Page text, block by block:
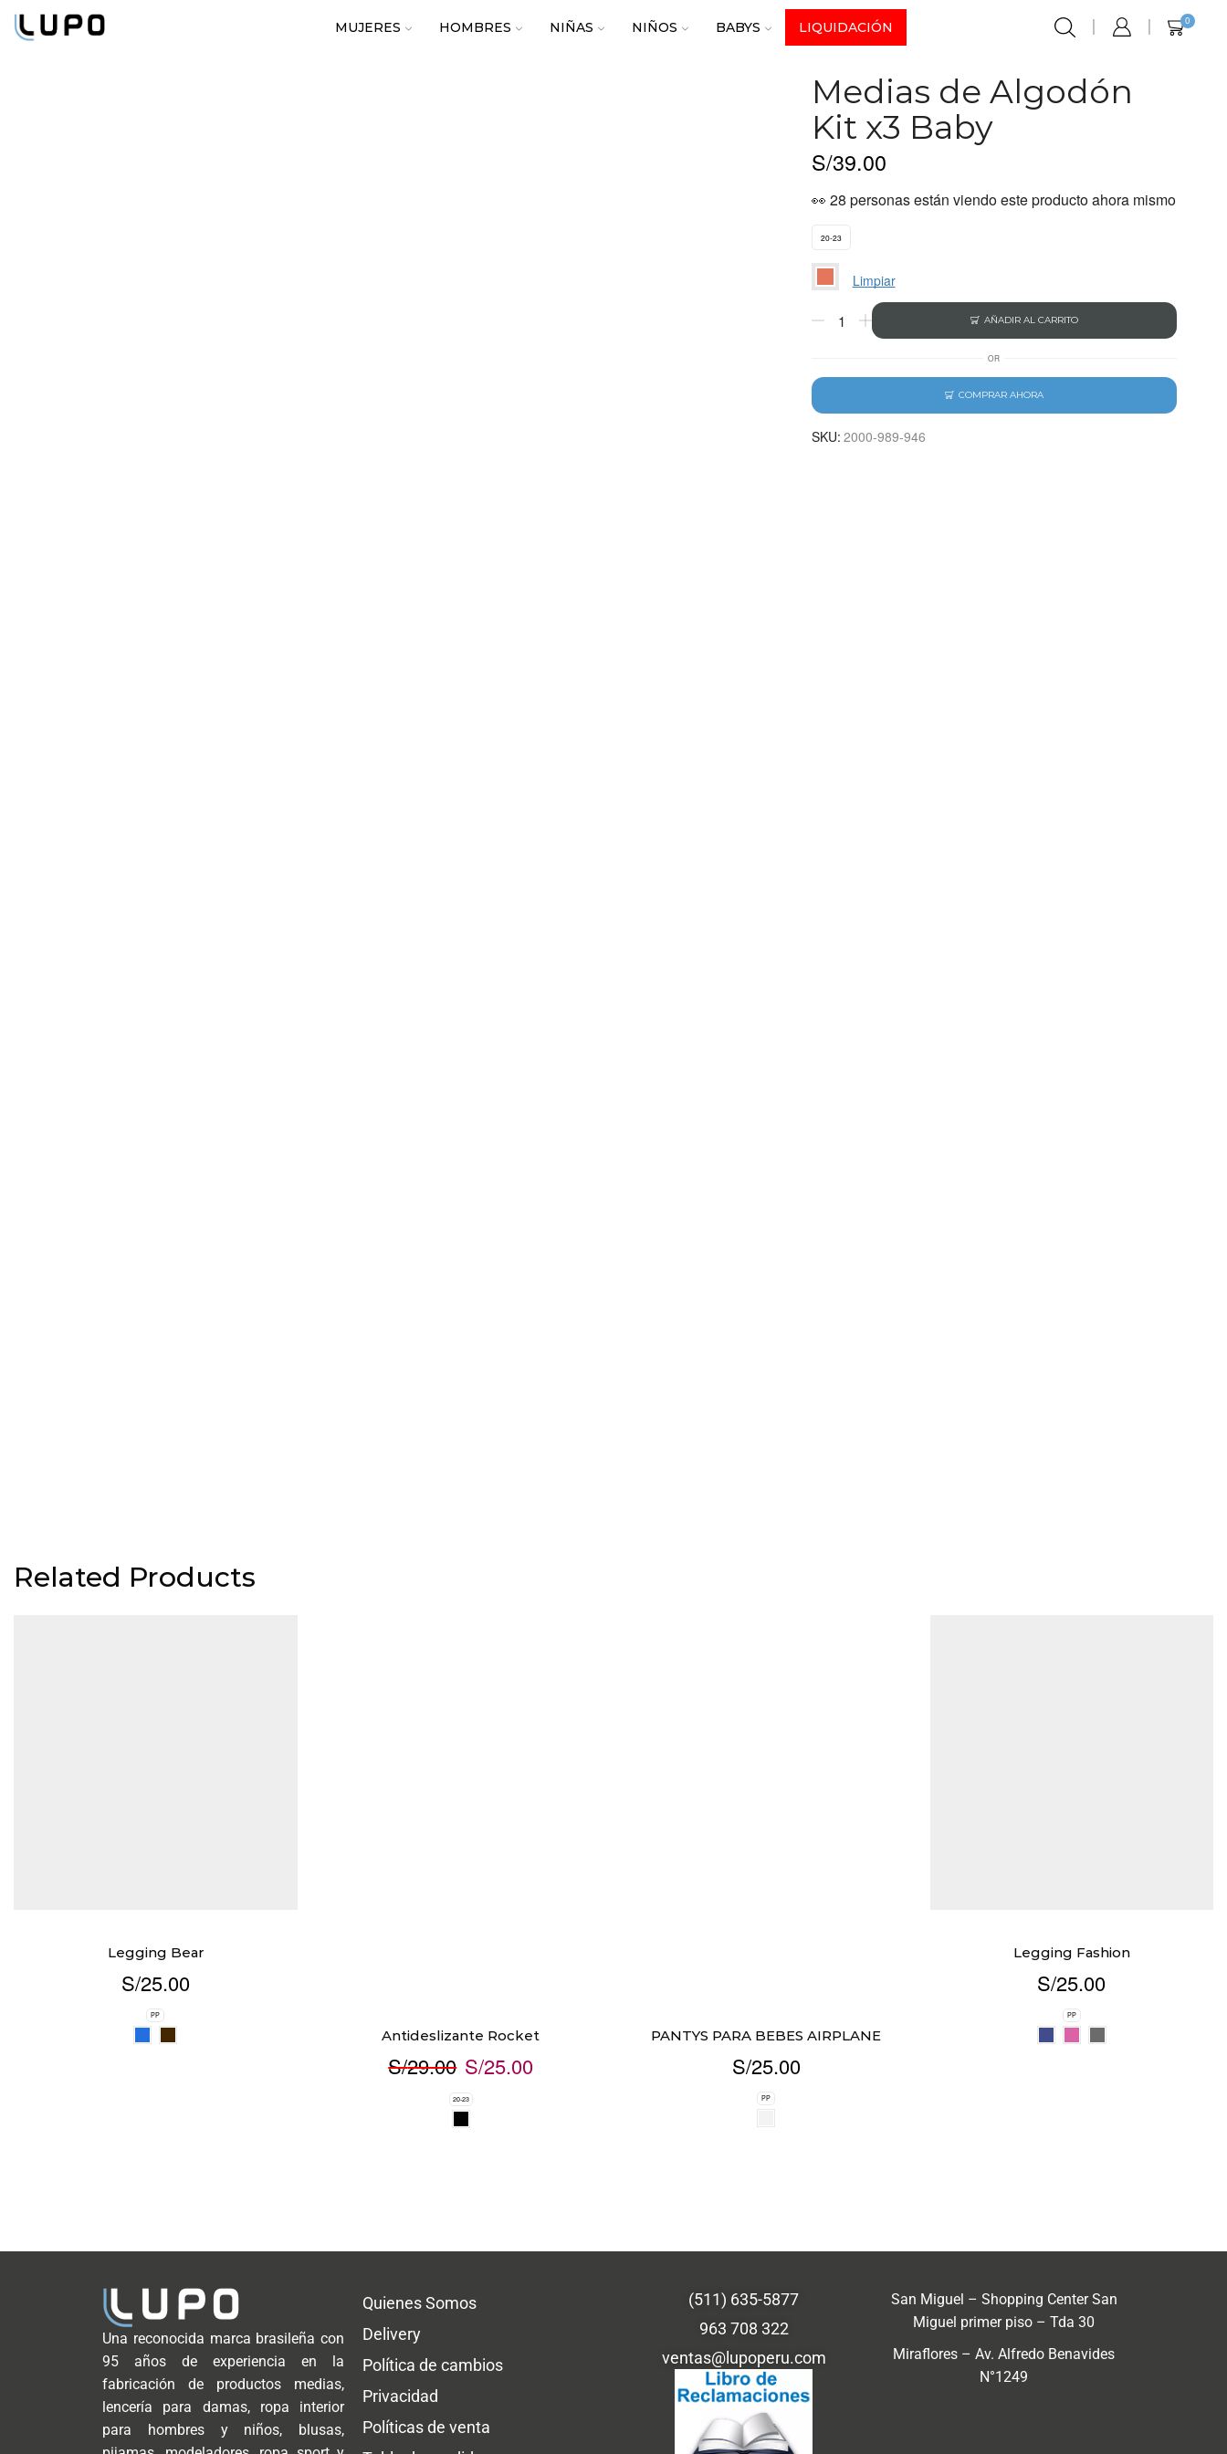
MUJERES HOMBRES NIÑAS NIÑOS BABYS LIQUIDACIÓN 0
Medias de Algodón
Kit x3 Baby
S/39.00
👀 28 personas están viendo este producto ahora mismo
20-23
Limpiar
AÑADIR AL CARRITO
OR
COMPRAR AHORA
SKU: 2000-989-946
Related Products
Legging Bear
S/25.00
PP
Antideslizante Rocket
S/29.00 S/25.00
20-23
PANTYS PARA BEBES AIRPLANE
S/25.00
PP
Legging Fashion
S/25.00
PP
Una reconocida marca brasileña con
95 años de experiencia en la
fabricación de productos medias,
lencería para damas, ropa interior
para hombres y niños, blusas,
Quienes Somos
Delivery
Política de cambios
Privacidad
Políticas de venta
(511) 635-5877
963 708 322
ventas@lupoperu.com
San Miguel – Shopping Center San
Miguel primer piso – Tda 30
Miraflores – Av. Alfredo Benavides
N°1249